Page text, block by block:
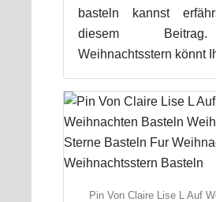
basteln kannst
diesem
Weihnachtsstern könnt
Pin Von Claire Lise L Auf